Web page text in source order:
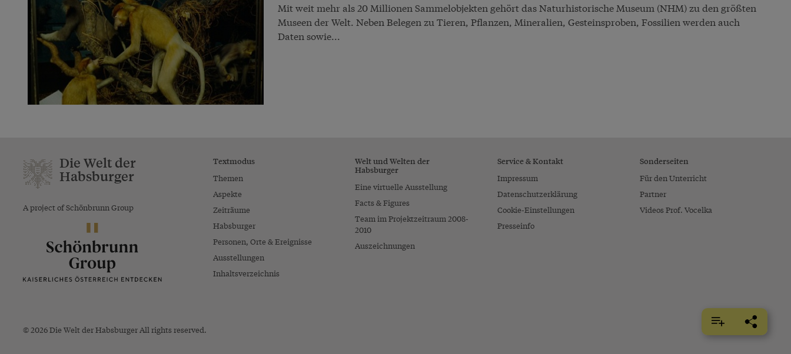
Mit weit mehr als 20 Millionen Sammelobjekten gehört das Naturhistorische Museum (NHM) zu den größten
Museen der Welt. Neben Belegen zu Tieren, Pflanzen, Mineralien, Gesteinsproben, Fossilien werden auch
Daten sowie...
Die Welt der
Habsburger
A project of Schönbrunn Group
Textmodus
Themen
Aspekte
Zeiträume
Habsburger
Personen, Orte & Ereignisse
Ausstellungen
Inhaltsverzeichnis
Welt und Welten der
Habsburger
Eine virtuelle Ausstellung
Facts & Figures
Team im Projektzeitraum 2008-
2010
Auszeichnungen
Service & Kontakt
Impressum
Datenschutzerklärung
Cookie-Einstellungen
Presseinfo
Sonderseiten
Für den Unterricht
Partner
Videos Prof. Vocelka
© 2026 Die Welt der Habsburger All rights reserved.